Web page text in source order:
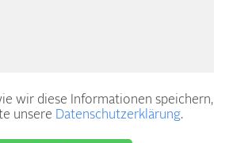
wir diese Informationen speichern,
unsere Datenschutzerklärung.